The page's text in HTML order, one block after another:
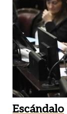
Escándalo